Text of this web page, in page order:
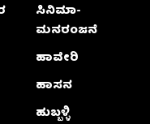
ಸಿನಿಮಾ-
ಮನರಂಜನೆ
ಹಾವೇರಿ
ಹಾಸನ
ಹುಬ್ಬಳ್ಳಿ